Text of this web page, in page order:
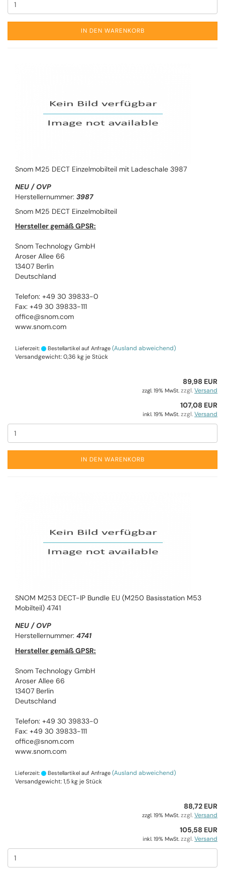
IN DEN WARENKORB
Snom M25 DECT Einzelmobilteil mit Ladeschale 3987
NEU / OVP
Herstellernummer: 3987
Snom M25 DECT Einzelmobilteil
Hersteller gemäß GPSR:
Snom Technology GmbH
Aroser Allee 66
13407 Berlin
Deutschland
Telefon: +49 30 39833-0
Fax: +49 30 39833-111
office@snom.com
www.snom.com
Lieferzeit: Bestellartikel auf Anfrage (Ausland abweichend)
Versandgewicht:0,36 kg je Stück
89,98 EUR
zzgl. 19% MwSt. zzgl.Versand
107,08 EUR
inkl. 19% MwSt. zzgl.Versand
IN DEN WARENKORB
SNOM M253 DECT-IP Bundle EU (M250 Basisstation M53
Mobilteil) 4741
NEU / OVP
Herstellernummer: 4741
Hersteller gemäß GPSR:
Snom Technology GmbH
Aroser Allee 66
13407 Berlin
Deutschland
Telefon: +49 30 39833-0
Fax: +49 30 39833-111
office@snom.com
www.snom.com
Lieferzeit: Bestellartikel auf Anfrage (Ausland abweichend)
Versandgewicht:1,5kg je Stück
88,72 EUR
zzgl. 19% MwSt. zzgl.Versand
105,58 EUR
inkl. 19% MwSt. zzgl.Versand